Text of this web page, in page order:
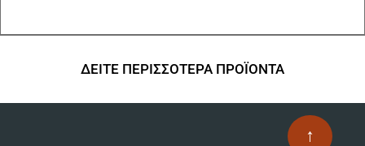
ΔΕΙΤΕ ΠΕΡΙΣΣΟΤΕΡΑ ΠΡΟΪΟΝΤΑ
↑